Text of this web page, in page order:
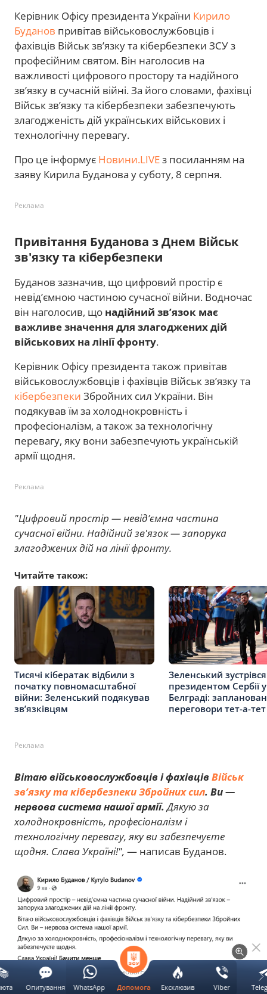
Керівник Офісу президента України Кирило
Буданов привітав військовослужбовців і
фахівців Військ зв’язку та кібербезпеки ЗСУ з
професійним святом. Він наголосив на
важливості цифрового простору та надійного
зв’язку в сучасній війні. За його словами, фахівці
Військ зв’язку та кібербезпеки забезпечують
злагодженість дій українських військових і
технологічну перевагу.
Про це інформує Новини.LIVEз посиланням на
заяву Кирила Буданова у суботу, 8 серпня.
Реклама
Привітання Буданова з Днем Військ
зв'язку та кібербезпеки
Буданов зазначив, що цифровий простір є
невід’ємною частиною сучасної війни. Водночас
він наголосив, що надійний зв’язок має
важливе значення для злагоджених дій
військових на лінії фронту.
Керівник Офісу президента також привітав
військовослужбовців і фахівців Військ зв’язку та
кібербезпеки Збройних сил України. Він
подякував їм за холоднокровність і
професіоналізм, а також за технологічну
перевагу, яку вони забезпечують українській
армії щодня.
Реклама
"Цифровий простір — невід’ємна частина
сучасної війни. Надійний зв'язок — запорука
злагоджених дій на лінії фронту.
Читайте також:
Тисячі кібератак відбили з
початку повномасштабної
війни: Зеленський подякував
зв’язківцям
Зеленський
президентом Сербії у
Белграді:
переговори тет-а-тет
Реклама
Вітаю військовослужбовців і фахівцівВійськ
зв’язку та кібербезпеки Збройних сил. Ви —
нервова система нашої армії. Дякую за
холоднокровність, професіоналізм і
технологічну перевагу, яку ви забезпечуєте
щодня. Слава Україні!", — написав Буданов.
Скриншот повідомлення Буданова/Facebook
Допомога Ексклюзив Viber
Опитування WhatsApp